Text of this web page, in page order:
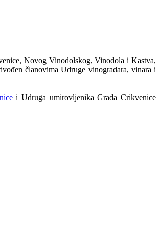
Novog Vinodolskog, Vinodola i Kastva,
članovima Udruge vinogradara, vinara i
i Udruga umirovljenika Grada Crikvenice